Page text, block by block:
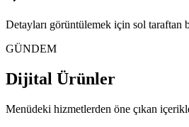
Detayları görüntülemek için sol taraftan
GÜNDEM
Dijital Ürünler
Menüdeki hizmetlerden öne çıkan